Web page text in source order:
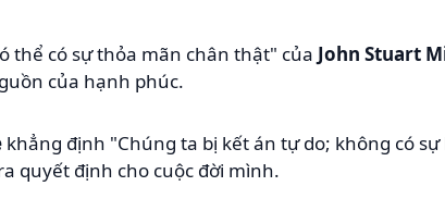
thể có sự thỏa mãn chân thật" của John Stuart
của hạnh phúc.
khẳng định "Chúng ta bị kết án tự do; không có
quyết định cho cuộc đời mình.